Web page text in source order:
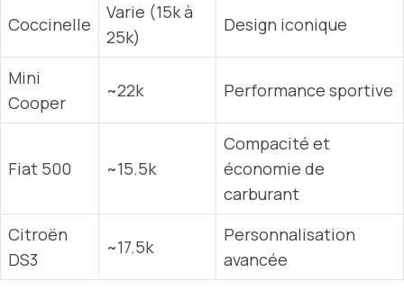
Coccinelle
Varie (15k à
25k)
Design iconique
Mini
Cooper
~22k Performance sportive
Fiat 500 ~15.5k
Compacité et
économie de
carburant
Citroën
DS3
~17.5k
Personnalisation
avancée